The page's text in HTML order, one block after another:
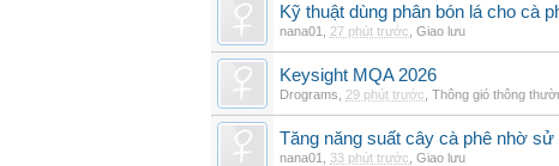
Kỹ thuật dùng phân bón lá cho cà
nana01 27 phút trước Giao lưu
Keysight MQA 2026
Drograms 29 phút trước Thông gió thông
Tăng năng suất cây cà phê nhờ
nana01 33 phút trước Giao lưu